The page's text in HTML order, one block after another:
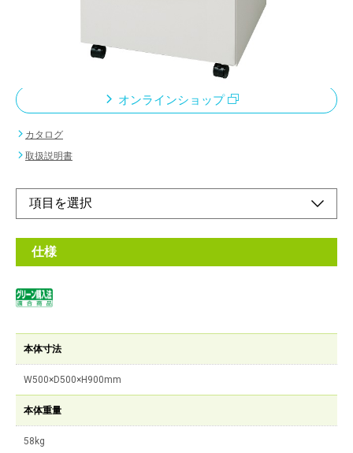
口。グリーン購入法にも対応した基本機能充実のシンプルシュレ
ッダ。面倒な屑ならしの手間を軽減するロータリーローラープレ
オンラインショップ
カタログ
取扱説明書
仕様
本体寸法
W500×D500×H900mm
本体重量
58kg